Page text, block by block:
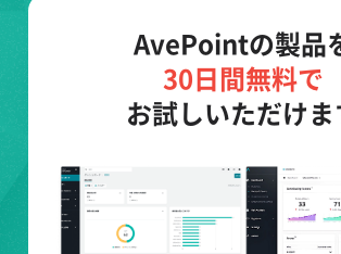
AvePointの製品
30日間無料で
お試しいただけ